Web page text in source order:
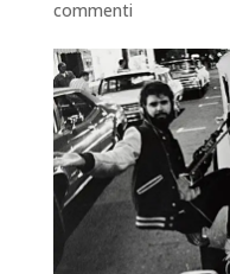
commenti